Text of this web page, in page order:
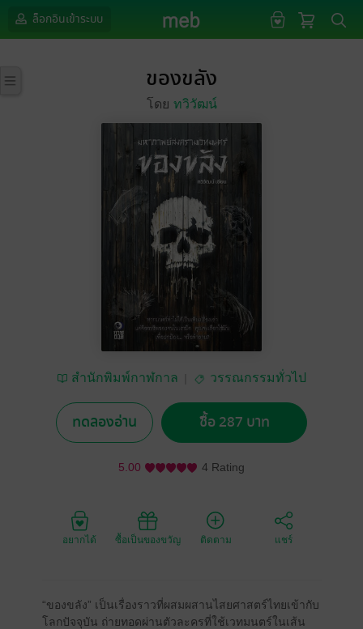
ล็อกอินเข้าระบบ
ของขลัง
โดย ทวิวัฒน์
สำนักพิมพ์กาฬกาล วรรณกรรมทั่วไป
ทดลองอ่าน ซื้อ 287 บาท
5.00 4 Rating
อยากได้ ซื้อเป็นของขวัญ ติดตาม แชร์
“ของขลัง” เป็นเรื่องราวที่ผสมผสานไสยศาสตร์ไทยเข้ากับ
โลกปัจจุบัน ถ่ายทอดผ่านตัวละครที่ใช้เวทมนตร์ในเส้น